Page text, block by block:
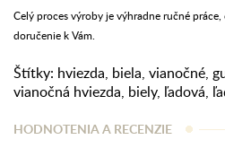
Celý proces výroby je výhradne ručné
doručenie k Vám.
Štítky: hviezda, biela, vianočné,
vianočná hviezda, biely, ľadová,
HODNOTENIA A RECENZIE